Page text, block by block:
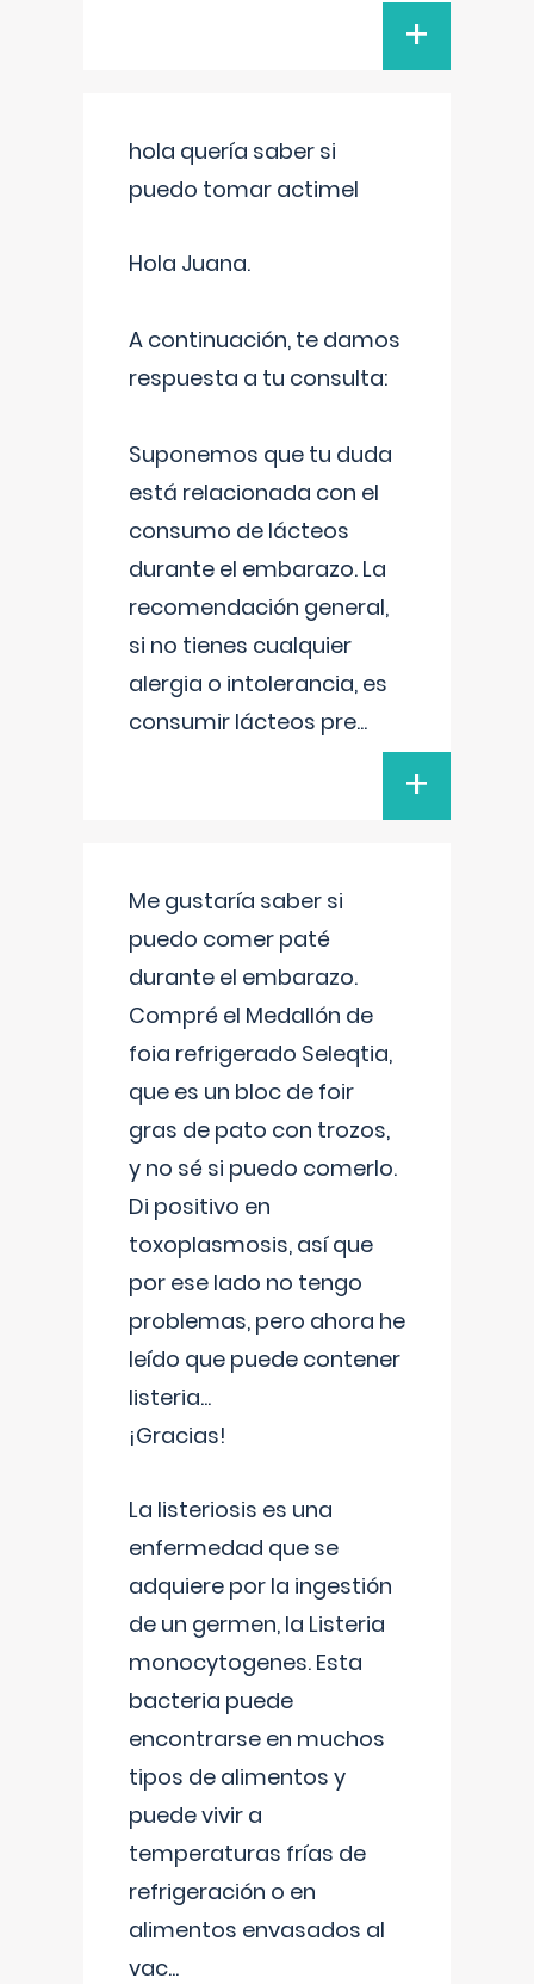
+
hola quería saber si
puedo tomar actimel
Hola Juana.
A continuación, te damos
respuesta a tu consulta:
Suponemos que tu duda
está relacionada con el
consumo de lácteos
durante el embarazo. La
recomendación general,
si no tienes cualquier
alergia o intolerancia, es
consumir lácteos pre...
+
Me gustaría saber si
puedo comer paté
durante el embarazo.
Compré el Medallón de
foia refrigerado Seleqtia,
que es un bloc de foir
gras de pato con trozos,
y no sé si puedo comerlo.
Di positivo en
toxoplasmosis, así que
por ese lado no tengo
problemas, pero ahora he
leído que puede contener
listeria...
¡Gracias!
La listeriosis es una
enfermedad que se
adquiere por la ingestión
de un germen, la Listeria
monocytogenes. Esta
bacteria puede
encontrarse en muchos
tipos de alimentos y
puede vivir a
temperaturas frías de
refrigeración o en
alimentos envasados al
vac...